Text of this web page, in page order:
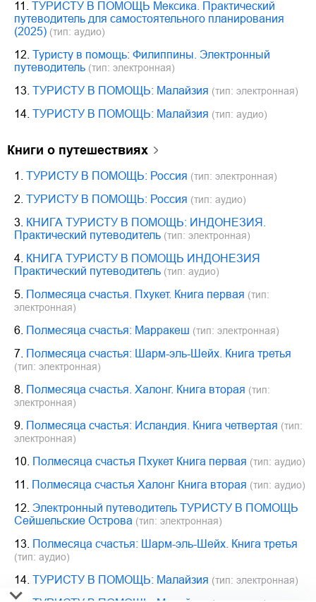
11. ТУРИСТУ В ПОМОЩЬ Мексика. Практический
путеводитель для самостоятельного планирования
(2025) (тип: аудио)
12. Туристу в помощь: Филиппины. Электронный
путеводитель (тип: электронная)
13. ТУРИСТУ В ПОМОЩЬ: Малайзия (тип: электронная)
14. ТУРИСТУ В ПОМОЩЬ: Малайзия (тип: аудио)
книги о путешествиях
1. ТУРИСТУ В ПОМОЩЬ: Россия (тип: электронная)
2. ТУРИСТУ В ПОМОЩЬ: Россия (тип: аудио)
3. КНИГА ТУРИСТУ В ПОМОЩЬ: ИНДОНЕЗИЯ.
Практический путеводитель (тип: электронная)
4. КНИГА ТУРИСТУ В ПОМОЩЬ ИНДОНЕЗИЯ
Практический путеводитель (тип: аудио)
5. Полмесяца счастья. Пхукет. Книга первая (тип:
электронная)
6. Полмесяца счастья: Марракеш (тип: электронная)
7. Полмесяца счастья: Шарм-эль-Шейх. Книга третья
(тип: электронная)
8. Полмесяца счастья. Халонг. Книга вторая (тип:
электронная)
9. Полмесяца счастья: Исландия. Книга четвертая (тип:
электронная)
10. Полмесяца счастья Пхукет Книга первая (тип: аудио)
11. Полмесяца счастья Халонг Книга вторая (тип: аудио)
12. Электронный путеводитель ТУРИСТУ В ПОМОЩЬ
Сейшельские Острова (тип: электронная)
13. Полмесяца счастья: Шарм-эль-Шейх. Книга третья
(тип: аудио)
14. ТУРИСТУ В ПОМОЩЬ: Малайзия (тип: электронная)